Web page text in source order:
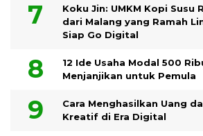
Koku Jin: UMKM Kopi Susu
dari Malang yang Ramah
Siap Go Digital
12 Ide Usaha Modal 500
Menjanjikan untuk Pemula
Cara Menghasilkan Uang
Kreatif di Era Digital